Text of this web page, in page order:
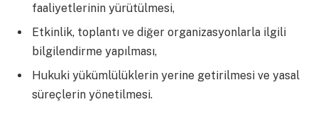
faaliyetlerinin yürütülmesi,
Etkinlik, toplantı ve diğer organizasyonlarla ilgili
bilgilendirme yapılması,
Hukuki yükümlülüklerin yerine getirilmesi ve yasal
süreçlerin yönetilmesi.